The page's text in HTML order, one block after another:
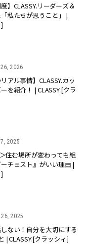
】CLASSY.リーダーズ＆
私たちが思うこと」 |
2026
アル事情】CLASSY.カッ
を紹介！ | CLASSY.[クラ
2025
住む場所が変わっても組
チェスト』がいい理由 |
2025
ない！自分を大切にする
| CLASSY.[クラッシィ]